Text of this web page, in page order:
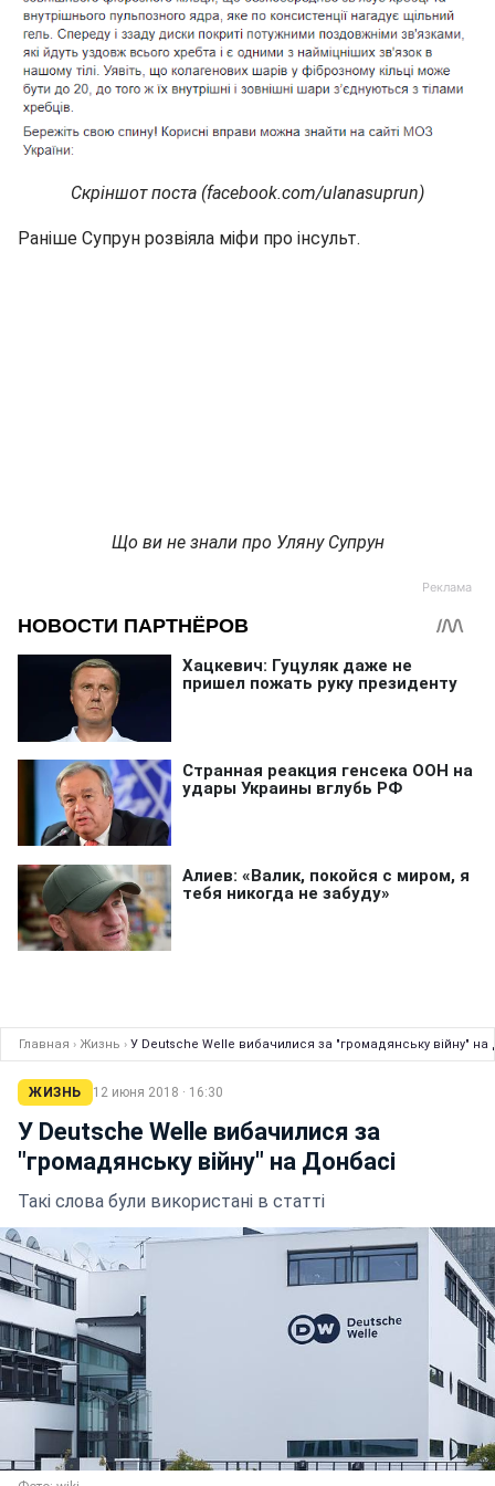
Скріншот поста (facebook.com/ulanasuprun)
Раніше Супрун розвіяла міфи про інсульт.
Що ви не знали про Уляну Супрун
Главная › Жизнь › У Deutsche Welle вибачилися за "громадянську війну" на
ЖИЗНЬ 12 июня 2018 · 16:30
У Deutsche Welle вибачилися за
"громадянську війну" на Донбасі
Такі слова були використані в статті